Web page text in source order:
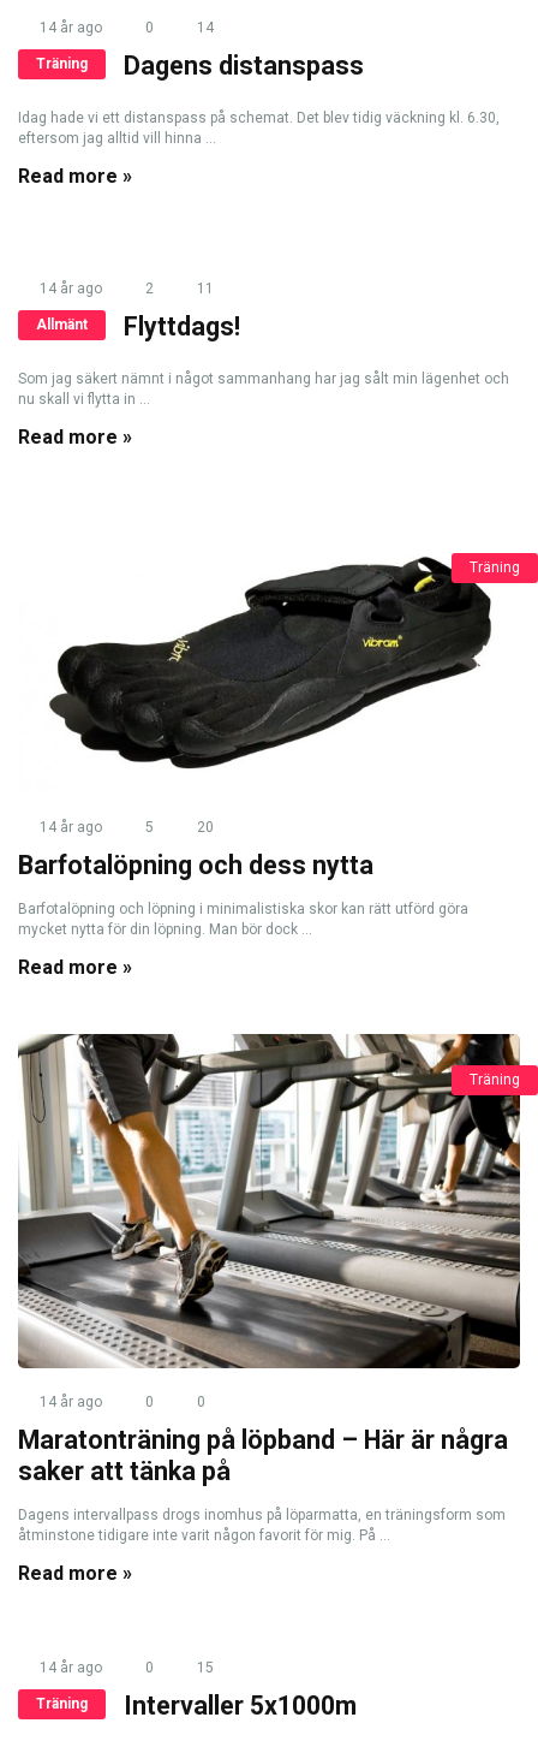
14 år ago 0 14
Träning Dagens distanspass
Idag hade vi ett distanspass på schemat. Det blev tidig väckning kl. 6.30,
eftersom jag alltid vill hinna ...
Read more »
14 år ago 2 11
Allmänt Flyttdags!
Som jag säkert nämnt i något sammanhang har jag sålt min lägenhet och
nu skall vi flytta in ...
Read more »
Träning
14 år ago 5 20
Barfotalöpning och dess nytta
Barfotalöpning och löpning i minimalistiska skor kan rätt utförd göra
mycket nytta för din löpning. Man bör dock ...
Read more »
Träning
14 år ago 0 0
Maratonträning på löpband – Här är några
saker att tänka på
Dagens intervallpass drogs inomhus på löparmatta, en träningsform som
åtminstone tidigare inte varit någon favorit för mig. På ...
Read more »
14 år ago 0 15
Träning Intervaller 5x1000m